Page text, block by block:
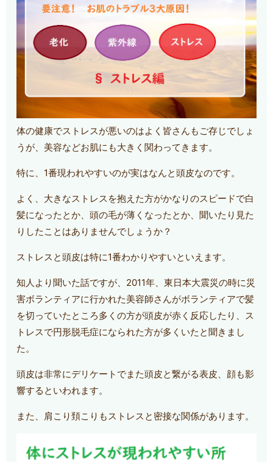
体の健康でストレスが悪いのはよく皆さんもご存じでしょ
うが、美容などお肌にも大きく関わってきます。
特に、1番現われやすいのが実はなんと頭皮なのです。
よく、大きなストレスを抱えた方がかなりのスピードで白
髪になったとか、頭の毛が薄くなったとか、聞いたり見た
りしたことはありませんでしょうか？
ストレスと頭皮は特に1番わかりやすいといえます。
知人より聞いた話ですが、2011年、東日本大震災の時に災
害ボランティアに行かれた美容師さんがボランティアで髪
を切っていたところ多くの方が頭皮が赤く反応したり、ス
トレスで円形脱毛症になられた方が多くいたと聞きまし
た。
頭皮は非常にデリケートでまた頭皮と繋がる表皮、顔も影
響するといわれます。
また、肩こり頚こりもストレスと密接な関係があります。